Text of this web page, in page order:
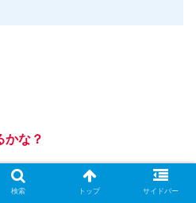
かな？
検索 トップ サイドバー